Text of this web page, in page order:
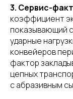
3. Сервис-
коэффициент
показывающий
ударные
конвейеров
фактор
цепных
с абразивным